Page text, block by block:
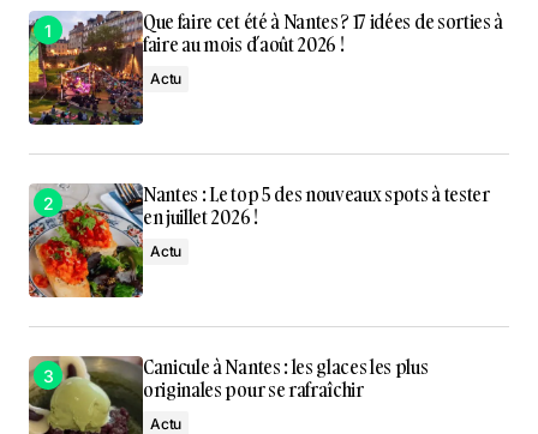
Que faire cet été à Nantes ? 17 idées de sorties à
faire au mois d’août 2026 !
Actu
Nantes : Le top 5 des nouveaux spots à tester
en juillet 2026 !
Actu
Canicule à Nantes : les glaces les plus
originales pour se rafraîchir
Actu